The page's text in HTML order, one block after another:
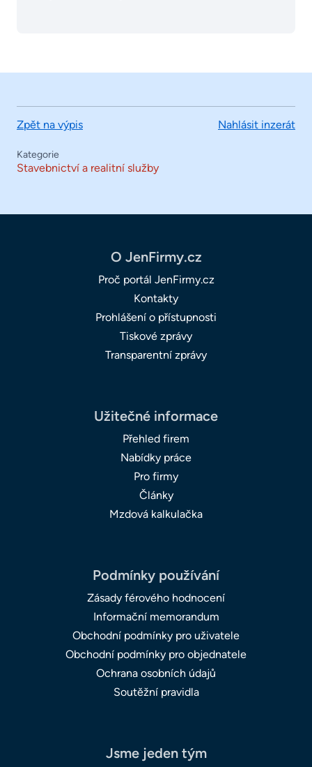
Zpět na výpis Nahlásit inzerát
Kategorie
Stavebnictví a realitní služby
O JenFirmy.cz
Proč portál JenFirmy.cz
Kontakty
Prohlášení o přístupnosti
Tiskové zprávy
Transparentní zprávy
Užitečné informace
Přehled firem
Nabídky práce
Pro firmy
Články
Mzdová kalkulačka
Podmínky používání
Zásady férového hodnocení
Informační memorandum
Obchodní podmínky pro uživatele
Obchodní podmínky pro objednatele
Ochrana osobních údajů
Soutěžní pravidla
Jsme jeden tým